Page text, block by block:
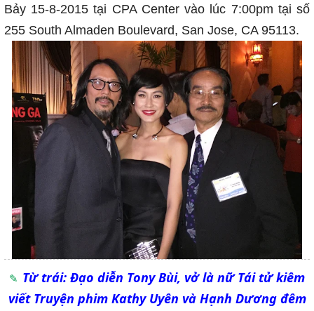
Bảy 15-8-2015 tại CPA Center vào lúc 7:00pm tại số
255 South Almaden Boulevard, San Jose, CA 95113.
Từ trái: Đạo diễn Tony Bùi, vở là nữ Tái tử kiêm
viết Truyện phim Kathy Uyên và Hạnh Dương đêm